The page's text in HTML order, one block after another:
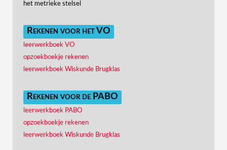
het metrieke stelsel
Rekenen voor het VO
leerwerkboek VO
opzoekboekje rekenen
leerwerkboek Wiskunde Brugklas
Rekenen voor de PABO
leerwerkboek PABO
opzoekboekje rekenen
leerwerkboek Wiskunde Brugklas